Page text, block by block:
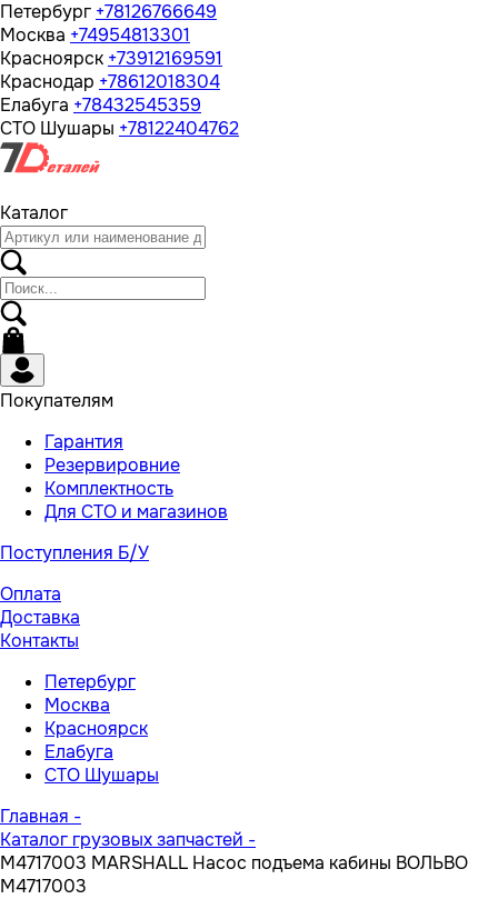
Петербург +78126766649
Москва +74954813301
Красноярск +73912169591
Краснодар +78612018304
Елабуга +78432545359
СТО Шушары +78122404762
Каталог
Покупателям
Гарантия
Резервировние
Комплектность
Для СТО и магазинов
Поступления Б/У
Оплата
Доставка
Контакты
Петербург
Москва
Красноярск
Елабуга
СТО Шушары
Главная -
Каталог грузовых запчастей -
M4717003 MARSHALL Насос подъема кабины ВОЛЬВО
M4717003